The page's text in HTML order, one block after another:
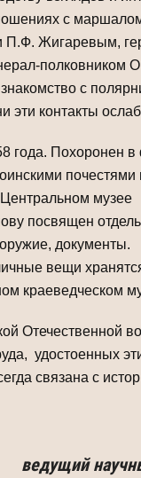
с
П.Ф. Жигаревым,
полковником
с
эти контакты
года. Похоронен
почестями
музее
посвящен
документы.
вещи
краеведческом
Отечественной
удостоенных
связана с
ведущий